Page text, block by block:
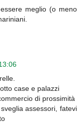
meglio (o meno
case e palazzi
di prossimità
assessori, fatevi